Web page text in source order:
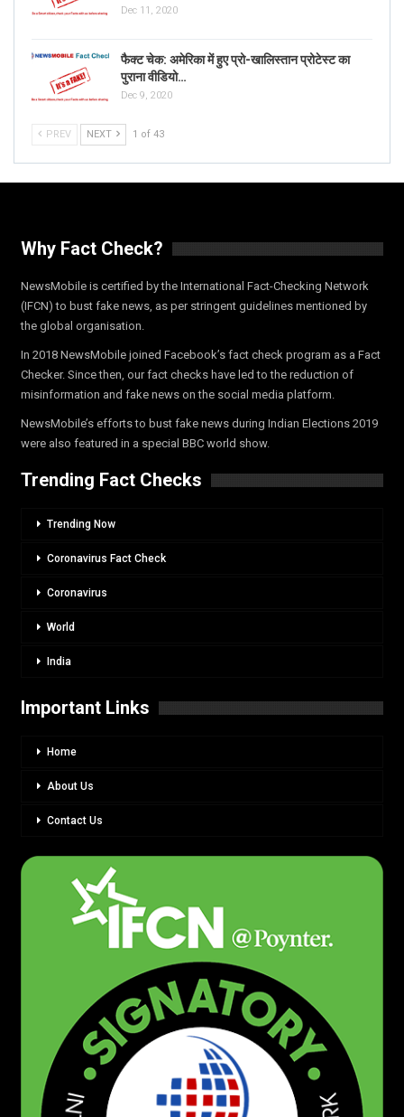
Dec 11, 2020
फैक्ट चेक: अमेरिका में हुए प्रो-खालिस्तान प्रोटेस्ट का
पुराना वीडियो…
Dec 9, 2020
PREV NEXT 1 of 43
Why Fact Check?
NewsMobile is certified by the International Fact-Checking Network
(IFCN) to bust fake news, as per stringent guidelines mentioned by
the global organisation.
In 2018 NewsMobile joined Facebook’s fact check program as a Fact
Checker. Since then, our fact checks have led to the reduction of
misinformation and fake news on the social media platform.
NewsMobile’s efforts to bust fake news during Indian Elections 2019
were also featured in a special BBC world show.
Trending Fact Checks
Trending Now
Coronavirus Fact Check
Coronavirus
World
India
Important Links
Home
About Us
Contact Us